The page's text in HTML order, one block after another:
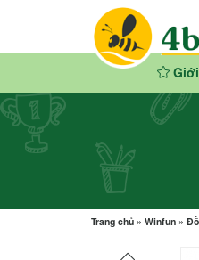
Trang chủ » Winfun »